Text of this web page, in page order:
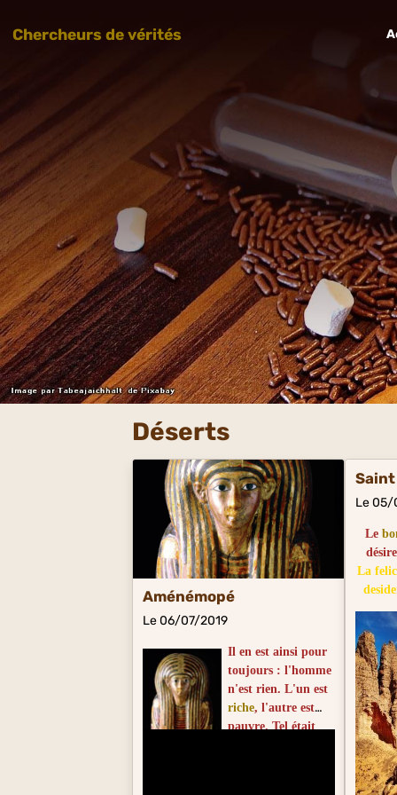
Chercheurs de vérités
Déserts
Aménémopé
Le 06/07/2019
Il en est ainsi pour
toujours : l'homme
n'est rien. L'un est
riche, l'autre est
pauvre. Tel était
Le 05/
Le
La